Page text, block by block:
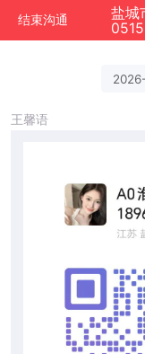
结束沟通
王馨语